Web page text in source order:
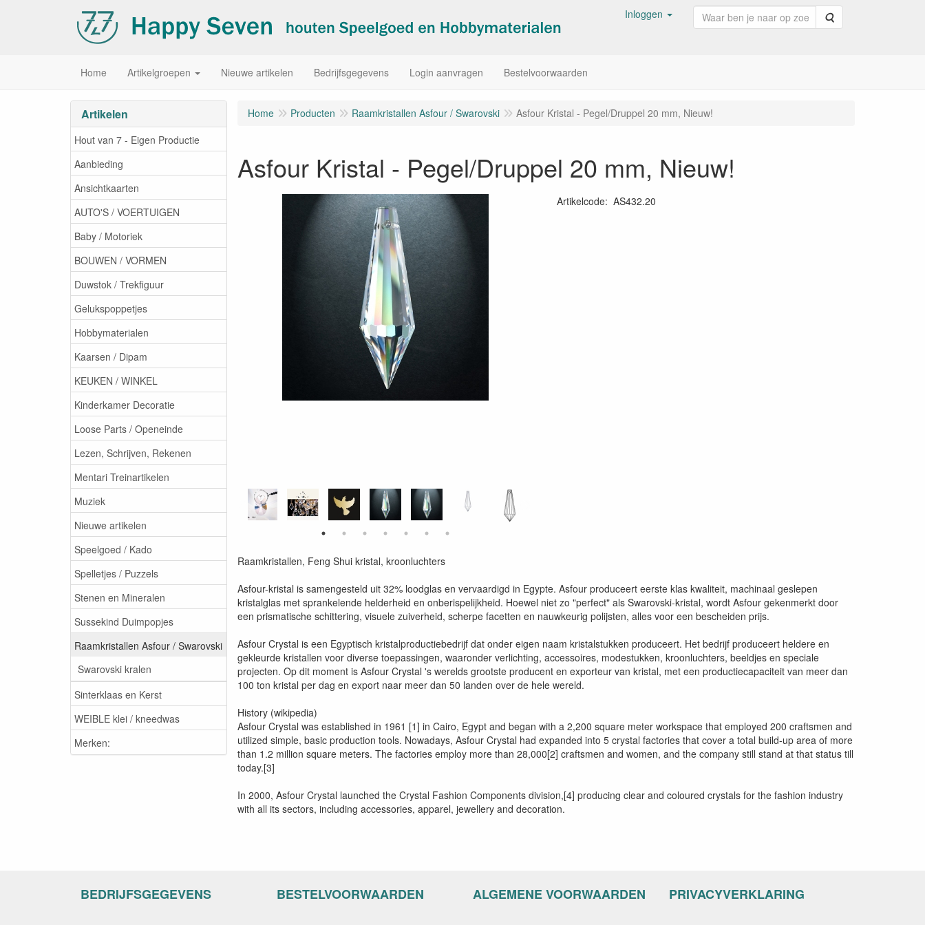
Inloggen Zoeken
Home Artikelgroepen Nieuwe artikelen Bedrijfsgegevens Login aanvragen Bestelvoorwaarden
Artikelen
Hout van 7 - Eigen Productie
Aanbieding
Ansichtkaarten
AUTO'S / VOERTUIGEN
Baby / Motoriek
BOUWEN / VORMEN
Duwstok / Trekfiguur
Gelukspoppetjes
Hobbymaterialen
Kaarsen / Dipam
KEUKEN / WINKEL
Kinderkamer Decoratie
Loose Parts / Openeinde
Lezen, Schrijven, Rekenen
Mentari Treinartikelen
Muziek
Nieuwe artikelen
Speelgoed / Kado
Spelletjes / Puzzels
Stenen en Mineralen
Sussekind Duimpopjes
Raamkristallen Asfour / Swarovski
Swarovski kralen
Sinterklaas en Kerst
WEIBLE klei / kneedwas
Merken:
Home Producten Raamkristallen Asfour / Swarovski Asfour Kristal - Pegel/Druppel 20 mm, Nieuw!
Asfour Kristal - Pegel/Druppel 20 mm, Nieuw!
Artikelcode: AS432.20
Raamkristallen, Feng Shui kristal, kroonluchters
Asfour-kristal is samengesteld uit 32% loodglas en vervaardigd in Egypte. Asfour produceert eerste klas kwaliteit, machinaal geslepen
kristalglas met sprankelende helderheid en onberispelijkheid. Hoewel niet zo "perfect" als Swarovski-kristal, wordt Asfour gekenmerkt door
een prismatische schittering, visuele zuiverheid, scherpe facetten en nauwkeurig polijsten, alles voor een bescheiden prijs.
Asfour Crystal is een Egyptisch kristalproductiebedrijf dat onder eigen naam kristalstukken produceert. Het bedrijf produceert heldere en
gekleurde kristallen voor diverse toepassingen, waaronder verlichting, accessoires, modestukken, kroonluchters, beeldjes en speciale
projecten. Op dit moment is Asfour Crystal 's werelds grootste producent en exporteur van kristal, met een productiecapaciteit van meer dan
100 ton kristal per dag en export naar meer dan 50 landen over de hele wereld.
History (wikipedia)
Asfour Crystal was established in 1961 [1] in Cairo, Egypt and began with a 2,200 square meter workspace that employed 200 craftsmen and
utilized simple, basic production tools. Nowadays, Asfour Crystal had expanded into 5 crystal factories that cover a total build-up area of more
than 1.2 million square meters. The factories employ more than 28,000[2] craftsmen and women, and the company still stand at that status till
today.[3]
In 2000, Asfour Crystal launched the Crystal Fashion Components division,[4] producing clear and coloured crystals for the fashion industry
with all its sectors, including accessories, apparel, jewellery and decoration.
BEDRIJFSGEGEVENS BESTELVOORWAARDEN ALGEMENE VOORWAARDEN PRIVACYVERKLARING